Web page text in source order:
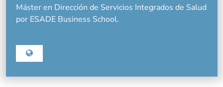
Máster en Dirección de Servicios Integrados de Salud
por ESADE Business School.